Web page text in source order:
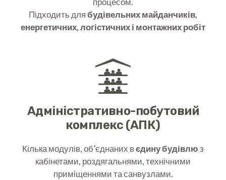
Підходить длябудівельних майданчиків,
енергетичних, логістичних і монтажних робіт
Адміністративно-побутовий
комплекс (АПК)
Кілька модулів, об’єднаних вєдину будівлюз
кабінетами, роздягальнями, технічними
приміщеннями та санвузлами.